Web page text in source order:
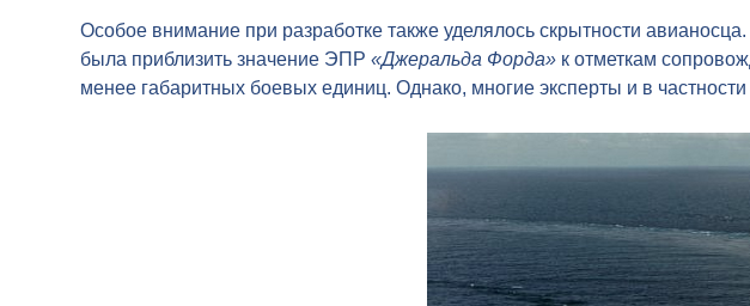
Особое внимание при разработке также уделялось скрытности
была приблизить значение ЭПР«Джеральда Форда» к отметкам
менее габаритных боевых единиц. Однако, многие эксперты и в